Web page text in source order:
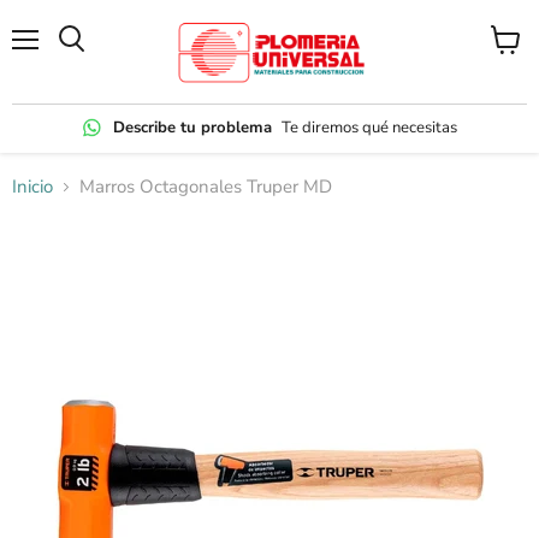
Describe tu problema Te diremos qué necesitas
Ver
Inicio Marros Octagonales Truper MD